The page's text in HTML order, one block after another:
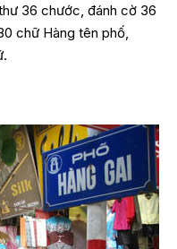
36 chước, đánh cờ 36
chữ Hàng tên phố,